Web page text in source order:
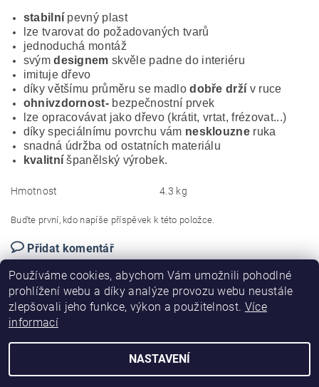
stabilní pevný plast
lze tvarovat do požadovaných tvarů
jednoduchá montáž
svýmdesignem skvěle padne do interiéru
imituje dřevo
díky většímu průměru se madlodobře drží v ruce
ohnivzdornost- bezpečnostní prvek
lze opracovávat jako dřevo (krátit, vrtat, frézovat...)
díky speciálnímu povrchu vám nesklouzne ruka
snadná údržba od ostatních materiálu
kvalitní španělský výrobek.
Hmotnost 4.3 kg
Buďte první, kdo napíše příspěvek k této položce.
Přidat komentář
PVC madla
2026 ©Eproficio, všechna práva vyhrazena
Používáme cookies, abychom Vám umožnili pohodlné
prohlížení webu a díky analýze provozu webu neustále
zlepšovali jeho funkce, výkon a použitelnost. Více
informací
NASTAVENÍ